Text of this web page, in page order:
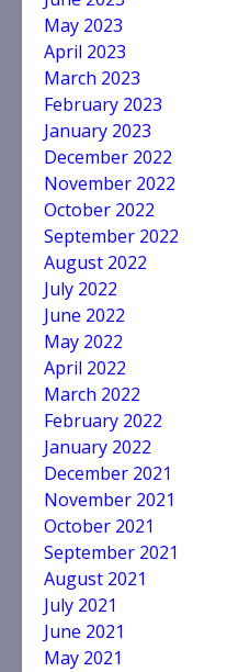
May 2023
April 2023
March 2023
February 2023
January 2023
December 2022
November 2022
October 2022
September 2022
August 2022
July 2022
June 2022
May 2022
April 2022
March 2022
February 2022
January 2022
December 2021
November 2021
October 2021
September 2021
August 2021
July 2021
June 2021
May 2021